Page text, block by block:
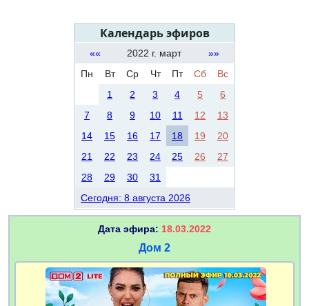
Календарь эфиров
«« 2022 г. март
»»
Пн
Вт Ср Чт Пт Сб
Вс
1
2 3 4 5
6
7
8 9 10 11 12
13
14
15 16 17 18 19
20
21
22 23 24 25 26
27
28
29 30
31
Сегодня: 8 августа 2026
Дата эфира: 18.03.2022
Дом 2